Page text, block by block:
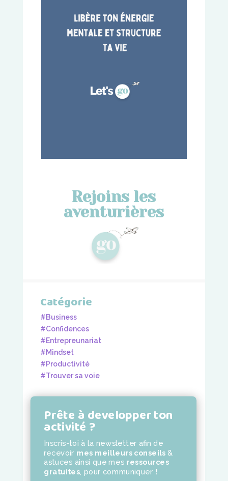
Rejoins les
aventurières
Catégorie
#Business
#Confidences
#Entrepreunariat
#Mindset
#Productivité
#Trouver sa voie
Prête à developper ton
activité ?
Inscris-toi à la newsletter afin de
recevoir mes meilleurs conseils &
astuces ainsi que mes ressources
gratuites pour communiquer !